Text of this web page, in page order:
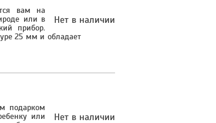
Нет в наличии
вам на
или в
прибор.
25 мм и обладает
Нет в наличии
подарком
или